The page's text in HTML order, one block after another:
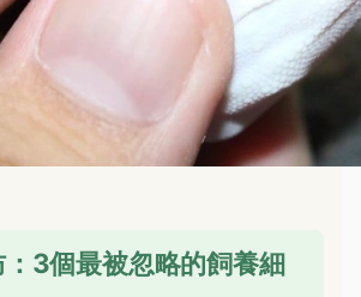
3個最被忽略的飼養細